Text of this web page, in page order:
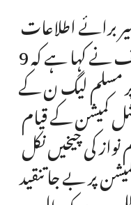
برائے اطلاعات
و تعلقات عامہ بیرسٹر ڈاکٹر سیف نے کہا ہے کہ 9
مسلم لیگ ن کے
کمیشن کے قیام
کی چیخیں نکل
پر بے جا تنقید